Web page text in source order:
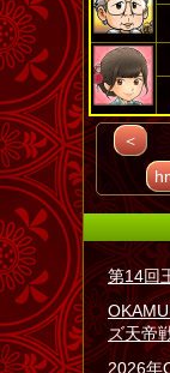
＜
第14回
ズ天帝
2026年